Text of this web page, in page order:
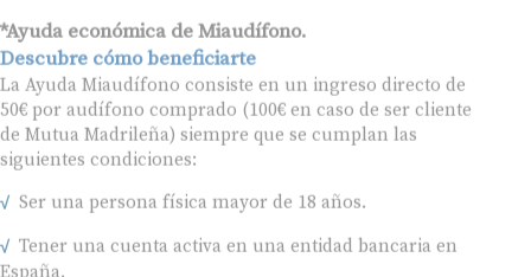
*Ayuda económica de Miaudífono.
Descubre cómo beneficiarte
La Ayuda Miaudífono consiste en un ingreso directo de
50€ por audífono comprado (100€ en caso de ser cliente
de Mutua Madrileña) siempre que se cumplan las
siguientes condiciones:
España.